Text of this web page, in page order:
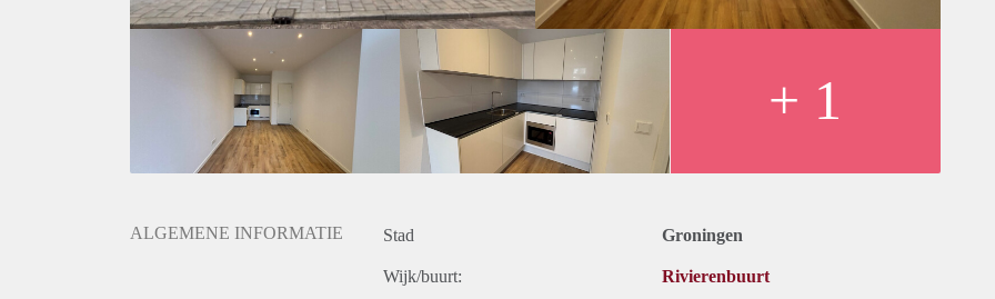
+ 1
ALGEMENE INFORMATIE Stad Groningen
Wijk/buurt: Rivierenbuurt